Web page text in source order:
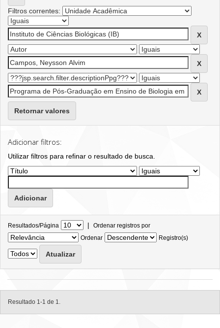
Filtros correntes:
Retornar valores
Adicionar filtros:
Utilizar filtros para refinar o resultado de busca.
Resultados/Página | Ordenar registros por
Ordenar
Registro(s)
Resultado 1-1 de 1.